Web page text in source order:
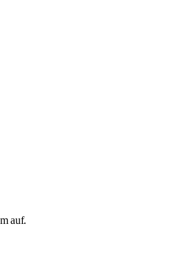
auf.